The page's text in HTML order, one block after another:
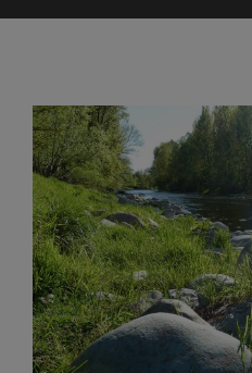
Ingrandisci
immagine